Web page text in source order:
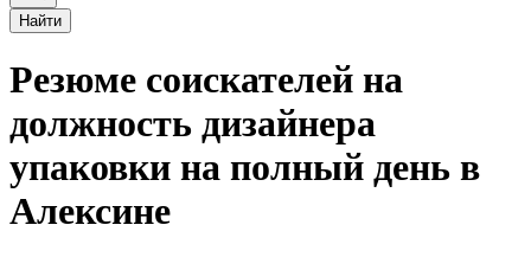
Найти
Резюме соискателей на
должность дизайнера
упаковки на полный день в
Алексине